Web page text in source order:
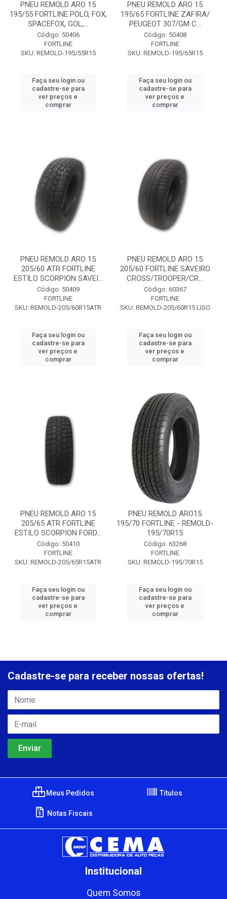
PNEU REMOLD ARO 15
195/55 FORTLINE POLO, FOX,
SPACEFOX, GOL,...
Código: 50406
FORTLINE
SKU: REMOLD-195/55R15
Faça seu login ou
cadastre-se para
ver preços e
comprar
PNEU REMOLD ARO 15
195/65 FORTLINE ZAFIRA/
PEUGEOT 307/GM C...
Código: 50408
FORTLINE
SKU: REMOLD-195/65R15
Faça seu login ou
cadastre-se para
ver preços e
comprar
PNEU REMOLD ARO 15
205/60 ATR FORTLINE
ESTILO SCORPION SAVEI...
Código: 50409
FORTLINE
SKU: REMOLD-205/60R15ATR
Faça seu login ou
cadastre-se para
ver preços e
comprar
PNEU REMOLD ARO 15
205/60 FORTLINE SAVEIRO
CROSS/TROOPER/CR...
Código: 60367
FORTLINE
SKU: REMOLD-205/60R15 LISO
Faça seu login ou
cadastre-se para
ver preços e
comprar
PNEU REMOLD ARO 15
205/65 ATR FORTLINE
ESTILO SCORPION FORD...
Código: 50410
FORTLINE
SKU: REMOLD-205/65R15ATR
Faça seu login ou
cadastre-se para
ver preços e
comprar
PNEU REMOLD ARO15
195/70 FORTLINE - REMOLD-
195/70R15
Código: 63268
FORTLINE
SKU: REMOLD-195/70R15
Faça seu login ou
cadastre-se para
ver preços e
comprar
Cadastre-se para receber nossas ofertas!
Meus Pedidos Títulos
Notas Fiscais
Institucional
Quem Somos